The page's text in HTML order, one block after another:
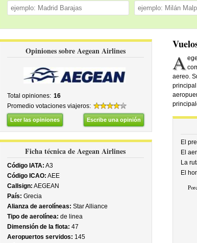
Opiniones sobre Aegean Airlines
Total opiniones: 16
Promedio votaciones viajeros:
Leer las opiniones Escribe una opinión
Ficha técnica de Aegean Airlines
Código IATA: A3
Código ICAO: AEE
Callsign: AEGEAN
País: Grecia
Alianza de aerolíneas: Star Alliance
Tipo de aerolínea: de linea
Dimensión de la flota: 47
Aeropuertos servidos: 145
A
aereo.
El
El
La
El